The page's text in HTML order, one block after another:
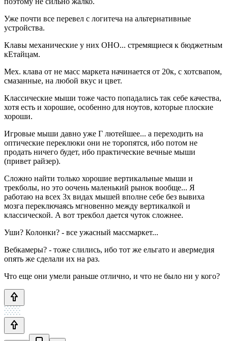
Уже почти все перевел с логитеча на альтернативные
устройства.
Клавы механические у них ОНО... стремящиеся к бюджетным
кЕтайцам.
Мех. клава от не масс маркета начинается от 20к, с хотсвапом,
смазанные, на любой вкус и цвет.
Классические мыши тоже часто попадались так себе качества,
хотя есть и хорошие, особенно для ноутов, которые плоские
хороши.
Игровые мыши давно уже Г лютейшее... а переходить на
оптические переклюки они не торопятся, ибо потом не
продать ничего будет, ибо практические вечные мыши
(привет райзер).
Сложно найти только хорошие вертикальные мыши и
трекболы, но это оочень маленький рынок вообще... Я
работаю на всех 3х видах мышей вполне себе без вывиха
мозга переключаясь мгновенно между вертикалкой и
классической. А вот трекбол дается чуток сложнее.
Уши? Колонки? - все ужасный массмаркет...
Вебкамеры? - тоже слились, ибо тот же ельгато и авермедия
опять же сделали их на раз.
Что еще они умели раньше отлично, и что не было ни у кого?